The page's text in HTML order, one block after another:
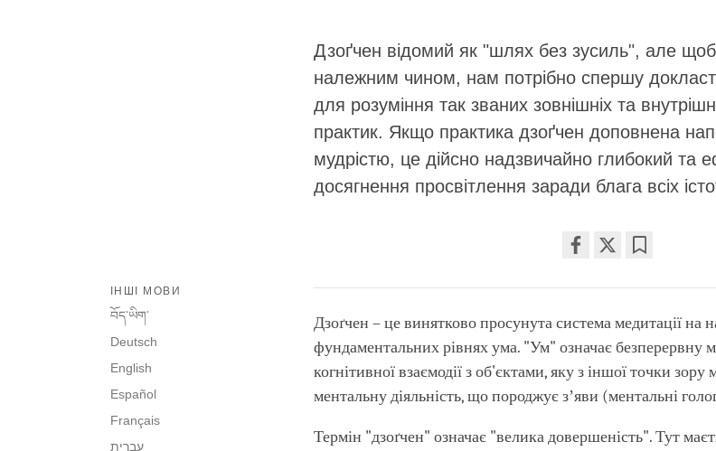
Дзоґчен відомий як "шлях без зусиль", але
належним чином, нам потрібно спершу
для розуміння так званих зовнішніх та
практик. Якщо практика дзоґчен доповнена
мудрістю, це дійсно надзвичайно глибокий та
досягнення просвітлення заради блага всіх
on
facebook
ІНШІ МОВИ
བོད་ཡིག་
Deutsch
English
Español
Français
Дзоґчен – це винятково просунута система медитації
фундаментальних рівнях ума. "Ум" означає безперервну
когнітивної взаємодії з об'єктами, яку з іншої точки
ментальну діяльність, що породжує зʼяви (ментальні
Термін "дзоґчен" означає "велика довершеність". Тут